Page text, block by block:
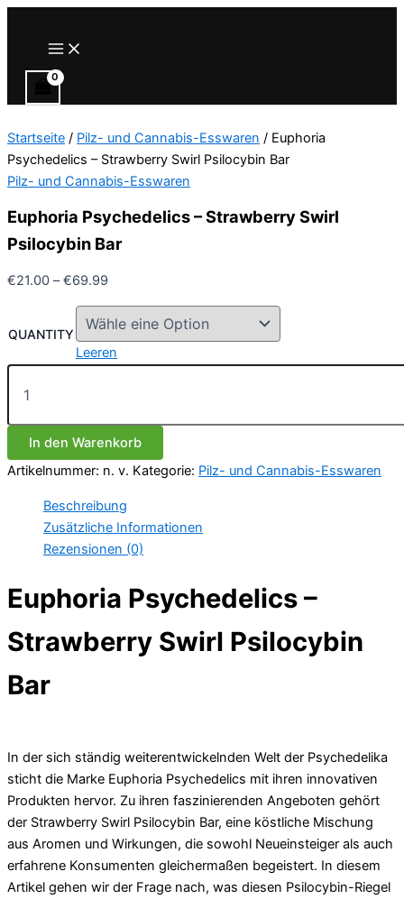
Main
Menu
Startseite / Pilz- und Cannabis-Esswaren / Euphoria
Psychedelics – Strawberry Swirl Psilocybin Bar
Pilz- und Cannabis-Esswaren
Euphoria Psychedelics – Strawberry Swirl
Psilocybin Bar
€21.00 –€69.99
bis
€69.99
QUANTITY
Leeren
Euphoria
Psychedelics
Strawberry
Swirl
Psilocybin
Bar
Menge
In den Warenkorb
Artikelnummer: n. v. Kategorie: Pilz- und Cannabis-Esswaren
Beschreibung
Zusätzliche Informationen
Rezensionen (0)
Euphoria Psychedelics –
Strawberry Swirl Psilocybin
Bar
In der sich ständig weiterentwickelnden Welt der Psychedelika
sticht die Marke Euphoria Psychedelics mit ihren innovativen
Produkten hervor. Zu ihren faszinierenden Angeboten gehört
der Strawberry Swirl Psilocybin Bar, eine köstliche Mischung
aus Aromen und Wirkungen, die sowohl Neueinsteiger als auch
erfahrene Konsumenten gleichermaßen begeistert. In diesem
Artikel gehen wir der Frage nach, was diesen Psilocybin-Riegel